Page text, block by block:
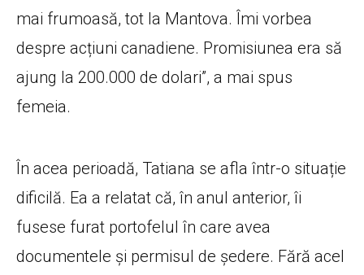
mai frumoasă, tot la Mantova. Îmi vorbea
despre acțiuni canadiene. Promisiunea era să
ajung la 200.000 de dolari”, a mai spus
femeia.
În acea perioadă, Tatiana se afla într-o situație
dificilă. Ea a relatat că, în anul anterior, îi
fusese furat portofelul în care avea
documentele și permisul de ședere. Fără acel